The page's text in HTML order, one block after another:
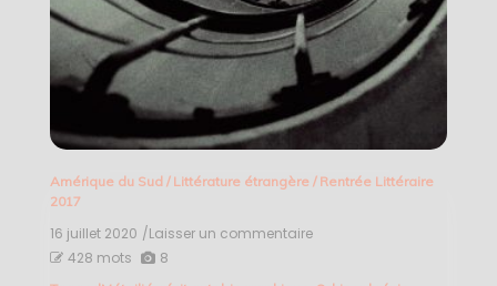
Amérique du Sud / Littérature étrangère/ Rentrée Littéraire
2017
16 juillet 2020 /Laisser un commentaireon
428 mots 8